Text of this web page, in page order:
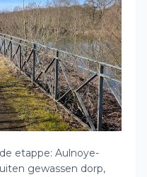
etappe: Aulnoye-
gewassen dorp,